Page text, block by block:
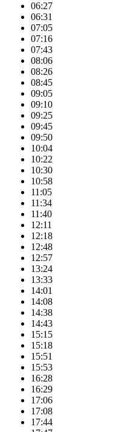
06:27
06:31
07:05
07:16
07:43
08:06
08:26
08:45
09:05
09:10
09:25
09:45
09:50
10:04
10:22
10:30
10:58
11:05
11:34
11:40
12:11
12:18
12:48
12:57
13:24
13:33
14:01
14:08
14:38
14:43
15:15
15:18
15:51
15:53
16:28
16:29
17:06
17:08
17:44